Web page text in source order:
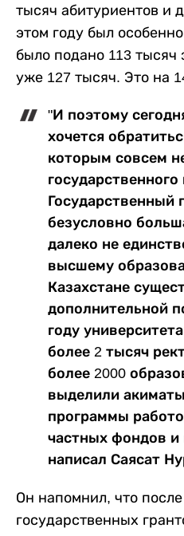
тысяч абитуриентов и
этом году был
было подано 113 тысяч
уже 127 тысяч. Это на
"И поэтому
хочется
которым совсем
государственного
Государственный
безусловно
далеко не
высшему
Казахстане
дополнительной
году
более 2 тысяч
более 2000
выделили
программы
частных фондов и
написал Саясат
Он напомнил, что
государственных